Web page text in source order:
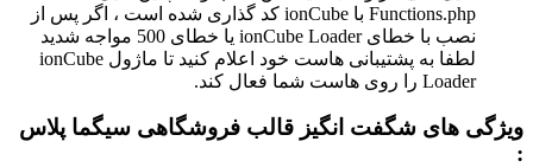
Functions.php با ionCube کد گذاری شده است ، اگر پس از
نصب با خطای ionCube Loader یا خطای 500 مواجه شدید
لطفا به پشتیبانی هاست خود اعلام کنید تا ماژول ionCube
Loader را روی هاست شما فعال کند.
ویژگی های شگفت انگیز قالب فروشگاهی سیگما پلاس
: